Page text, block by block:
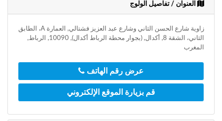
العنوان / تفاصيل الولوج
زاوية شارع الحسن الثاني وشارع عبد العزيز فشتالي, العمارة A، الطابق
الثاني، الشقة 8, أكدال, (بجوار محطة الرباط أكدال), 10090, الرباط,
المغرب
عرض رقم الهاتف
قم بزيارة الموقع الإلكتروني
بالنقر
على
تقر
قرأت